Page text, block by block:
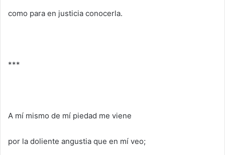
como para en justicia conocerla.
***
A mí mismo de mí piedad me viene
por la doliente angustia que en mí veo;